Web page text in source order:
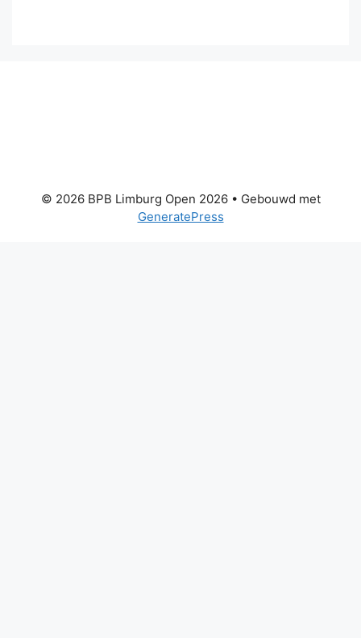
© 2026 BPB Limburg Open 2026• Gebouwd met
GeneratePress